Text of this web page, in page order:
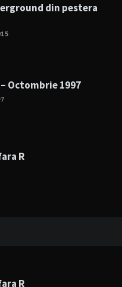
din pestera
Octombrie 1997
R
R